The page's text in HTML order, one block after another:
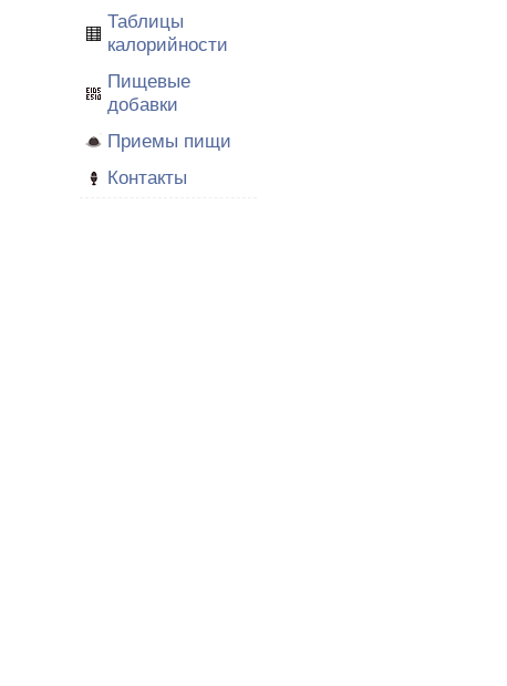
Таблицы
калорийности
Пищевые
добавки
Приемы пищи
Контакты